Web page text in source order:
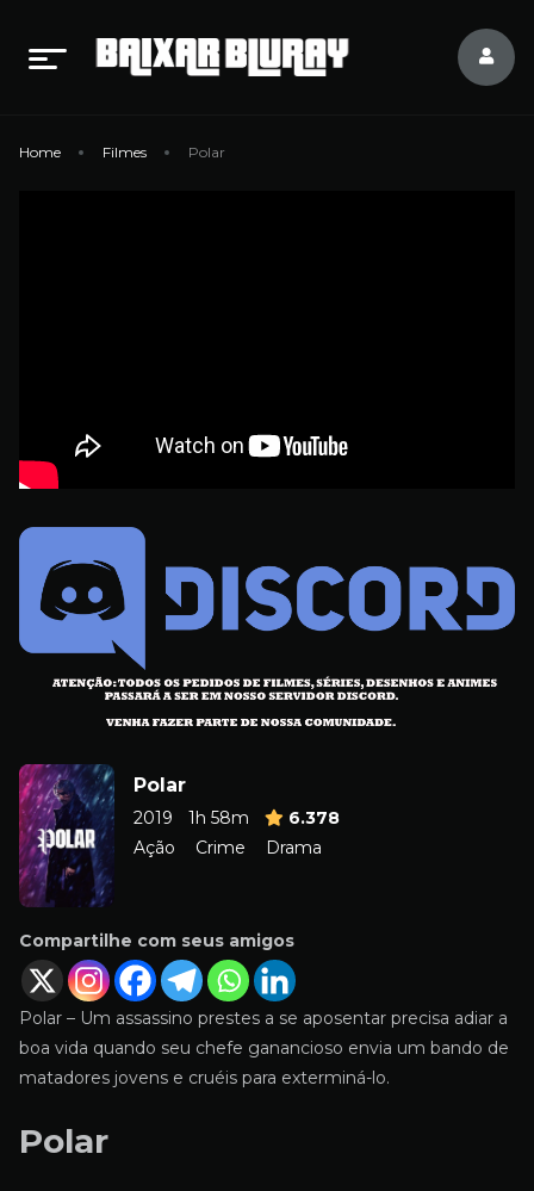
Home Filmes Polar
Polar
2019 1h 58m
6.378
Ação
Crime Drama
Compartilhe com seus amigos
Polar – Um assassino prestes a se aposentar precisa adiar a
boa vida quando seu chefe ganancioso envia um bando de
matadores jovens e cruéis para exterminá-lo.
Polar